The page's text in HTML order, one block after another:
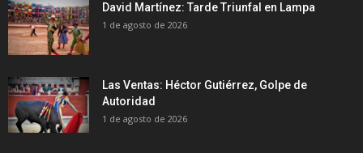
David Martínez: Tarde Triunfal en Lampa
1 de agosto de 2026
Las Ventas: Héctor Gutiérrez, Golpe de
Autoridad
1 de agosto de 2026